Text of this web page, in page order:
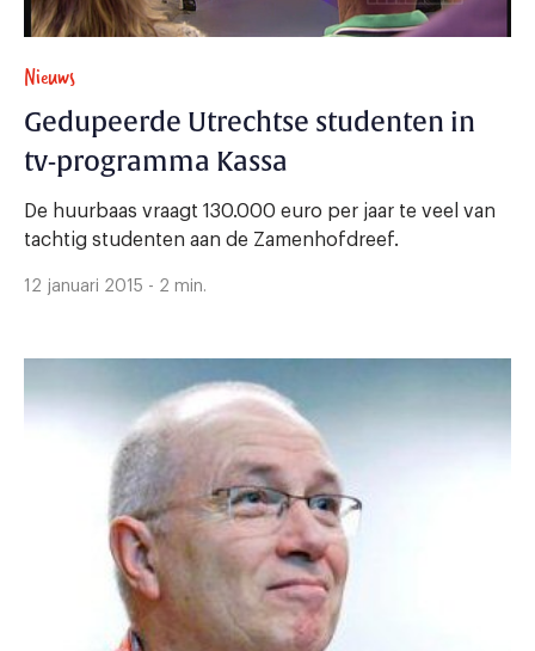
Nieuws
Gedupeerde Utrechtse studenten in
tv-programma Kassa
De huurbaas vraagt 130.000 euro per jaar te veel van
tachtig studenten aan de Zamenhofdreef.
12 januari 2015 - 2 min.